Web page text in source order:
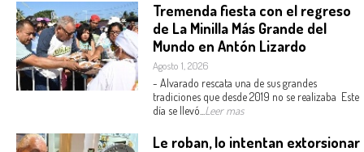
Tremenda fiesta con el regreso
de La Minilla Más Grande del
Mundo en Antón Lizardo
Agosto 1, 2026
- Alvarado rescata una de sus grandes
tradiciones que desde 2019 no se realizaba Este
día se llevó... Leer mas
Le roban, lo intentan extorsionar